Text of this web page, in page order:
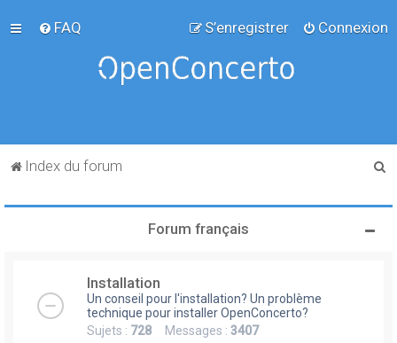
FAQ Connexion
S’enregistrer
Index du forum
Forum français
Installation
Un conseil pour l'installation? Un problème
technique pour installer OpenConcerto?
Sujets : 728 Messages : 3407